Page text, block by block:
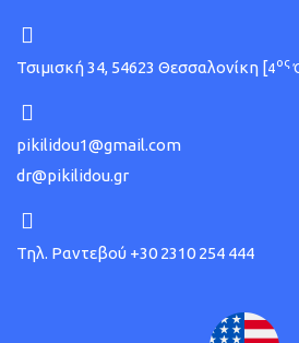
Τσιμισκή 34, 54623 Θεσσαλονίκη [4ος
pikilidou1@gmail.com
dr@pikilidou.gr
Τηλ. Ραντεβού +30 2310 254 444